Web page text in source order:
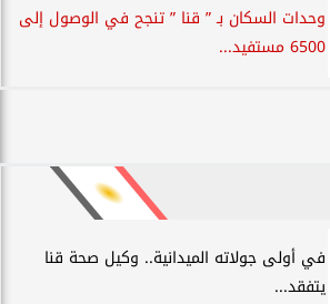
وحدات السكان بـ ” قنا ” تنجح في الوصول إلى
6500 مستفيد...
في أولى جولاته الميدانية.. وكيل صحة قنا
يتفقد...